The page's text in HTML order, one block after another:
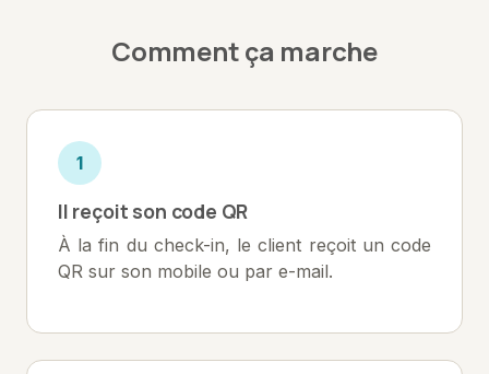
Comment ça marche
1
Il reçoit son code QR
À la fin du check-in, le client reçoit un code
QR sur son mobile ou par e-mail.